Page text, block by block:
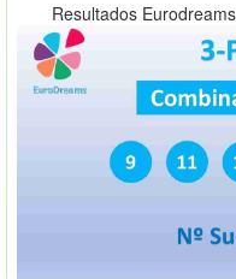
Resultados